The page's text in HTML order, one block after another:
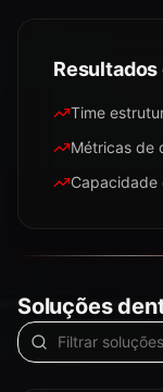
Time
Métricas de
Capacidade
Soluções